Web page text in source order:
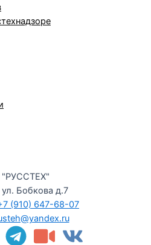
"РУССТЕХ"
ул. Бобкова д.7
(910) 647-68-07